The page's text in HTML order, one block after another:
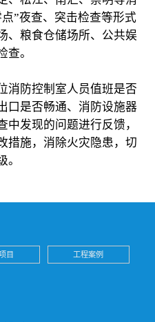
”夜查、突击检查等形式
、粮食仓储场所、公共娱
查。
消防控制室人员值班是否
口是否畅通、消防设施器
发现的问题进行反馈，
措施，消除火灾隐患，切
。
目 工程案例